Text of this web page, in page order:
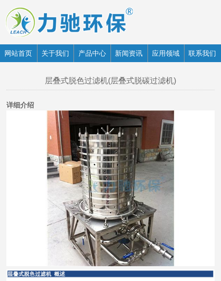
网站首页 关于我们 产品中心 新闻资讯 应用领域 联系我们
层叠式脱色过滤机(层叠式脱碳过滤机)
详细介绍